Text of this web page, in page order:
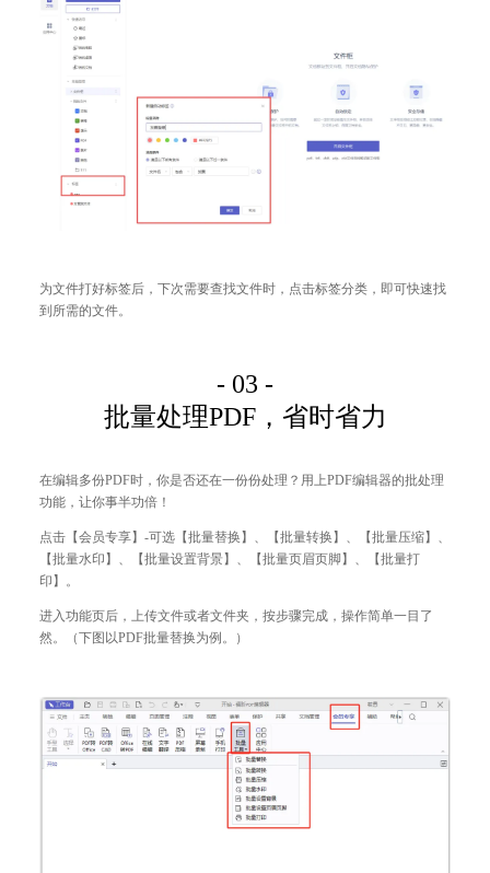
为文件打好标签后，下次需要查找文件时，点击标签分类，即可快速找
到所需的文件。
- 03 -
批量处理PDF，省时省力
在编辑多份PDF时，你是否还在一份份处理？用上PDF编辑器的批处理
功能，让你事半功倍！
点击【会员专享】-可选【批量替换 】 、 【批量转换 】 、 【批量压缩】 、
【批量水印 】、【批量设置背景】 、
【批量页眉页脚】、【批量打
印】。
进入功能页后，上传文件或者文件夹，按步骤完成，操作简单一目了
然。（下图以PDF批量替换为例。）